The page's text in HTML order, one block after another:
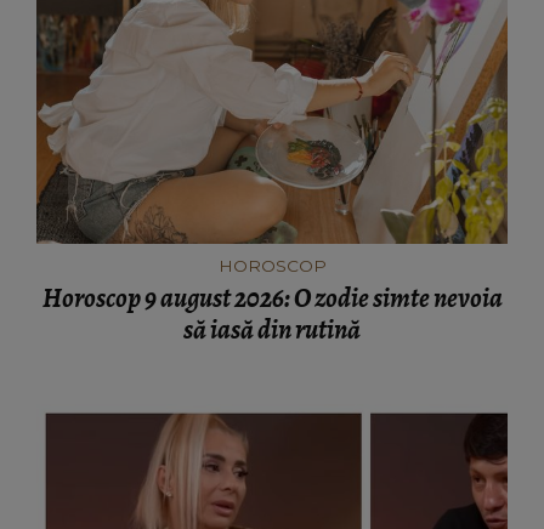
HOROSCOP
Horoscop 9 august 2026: O zodie simte nevoia
să iasă din rutină